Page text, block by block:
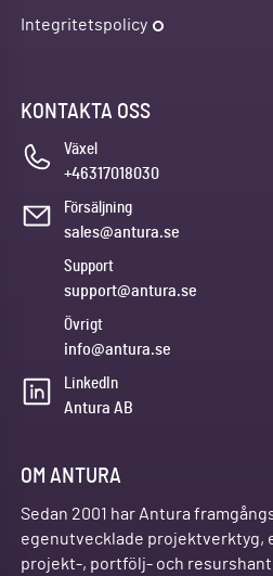
Integritetspolicy
KONTAKTA OSS
Växel
+46317018030
Försäljning
sales@antura.se
Support
support@antura.se
Övrigt
info@antura.se
LinkedIn
Antura AB
OM ANTURA
Sedan 2001 har Antura
egenutvecklade projektverktyg,
projekt-, portfölj- och